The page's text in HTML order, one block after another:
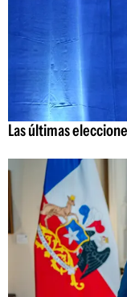
Las últimas